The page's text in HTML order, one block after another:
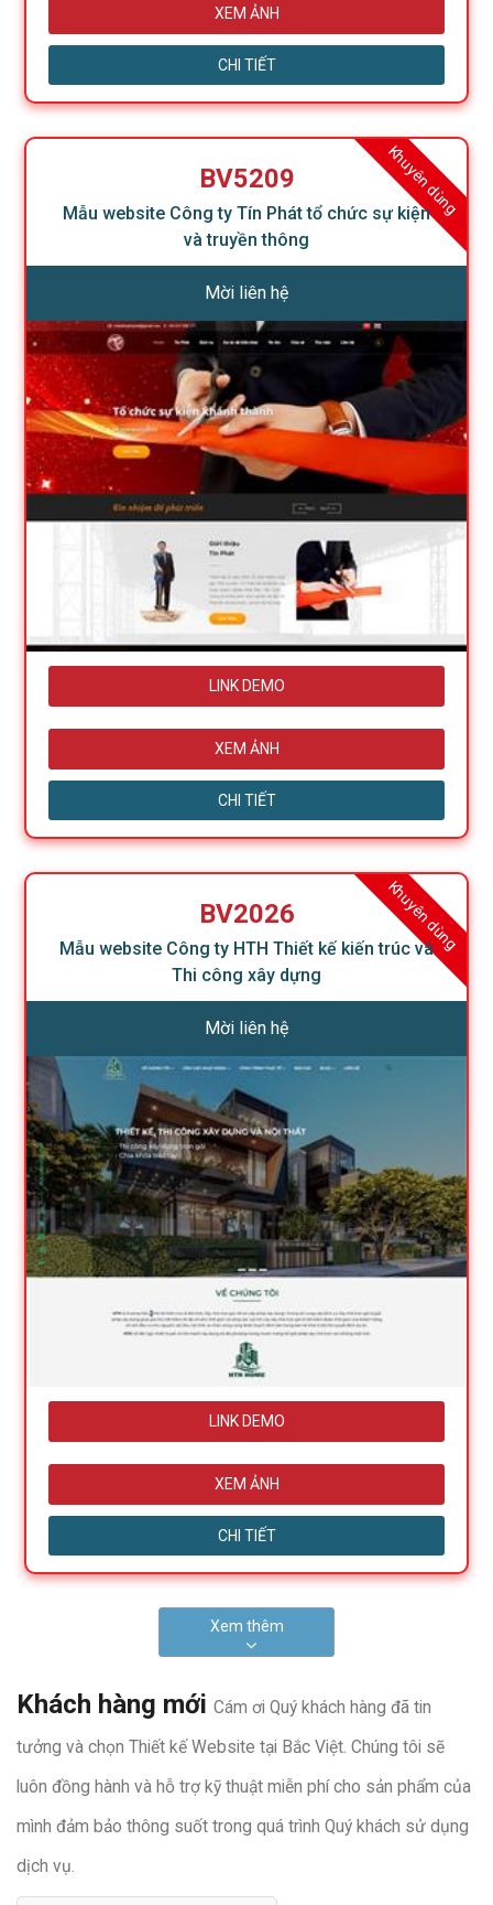
XEM ẢNH
CHI TIẾT
Khuyên dùng
BV5209
Mẫu website Công ty Tín Phát tổ chức sự kiện
và truyền thông
Mời liên hệ
LINK DEMO
XEM ẢNH
CHI TIẾT
Khuyên dùng
BV2026
Mẫu website Công ty HTH Thiết kế kiến trúc và
Thi công xây dựng
Mời liên hệ
LINK DEMO
XEM ẢNH
CHI TIẾT
Xem thêm
Khách hàng mới Cám ơi Quý khách hàng đã tin
tưởng và chọn Thiết kế Website tại Bắc Việt. Chúng tôi sẽ
luôn đồng hành và hỗ trợ kỹ thuật miễn phí cho sản phẩm của
mình đảm bảo thông suốt trong quá trình Quý khách sử dụng
dịch vụ.